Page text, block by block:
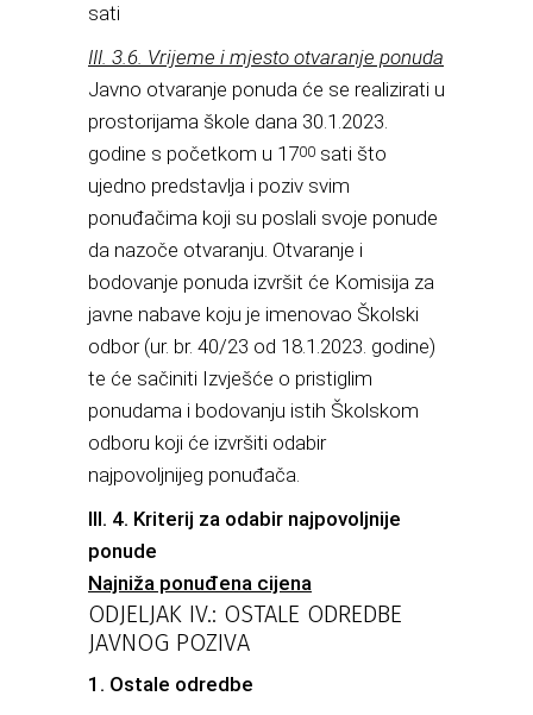
sati
III. 3.6. Vrijeme i mjesto otvaranje ponuda
Javno otvaranje ponuda će se realizirati u
prostorijama škole dana 30.1.2023.
godine s početkom u 1700 sati što
ujedno predstavlja i poziv svim
ponuđačima koji su poslali svoje ponude
da nazoče otvaranju. Otvaranje i
bodovanje ponuda izvršit će Komisija za
javne nabave koju je imenovao Školski
odbor (ur. br. 40/23 od 18.1.2023. godine)
te će sačiniti Izvješće o pristiglim
ponudama i bodovanju istih Školskom
odboru koji će izvršiti odabir
najpovoljnijeg ponuđača.
III. 4. Kriterij za odabir najpovoljnije
ponude
Najniža ponuđena cijena
ODJELJAK IV.: OSTALE ODREDBE
JAVNOG POZIVA
1. Ostale odredbe